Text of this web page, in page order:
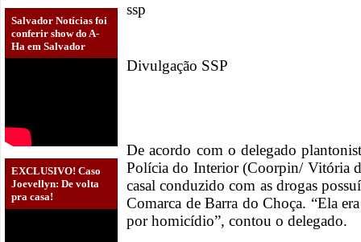
Salvador Notícias foi
conferir show do A-
Ha em Salvador
EXCLUSIVO! Caso
Joevellyn: De volta
pra casa!
ssp
Divulgação SSP
De acordo com o delegado
Polícia do Interior (Coorpin/ Vitória
casal conduzido com as drogas
Comarca de Barra do Choça. “Ela
por homicídio”, contou o delegado.